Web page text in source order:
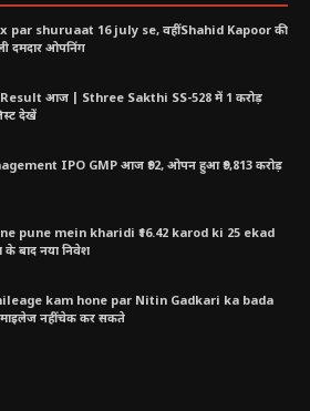
shuruaat 16 july se, वहीं Shahid Kapoor की
दमदार ओपनिंग
आज | Sthree Sakthi SS-528 में 1 करोड़
देखें
IPO GMP आज ₹92, ओपन हुआ ₹9,813 करोड़
pune mein kharidi ₹16.42 karod ki 25 ekad
बाद नया निवेश
kam hone par Nitin Gadkari ka bada
नहीं चेक कर सकते